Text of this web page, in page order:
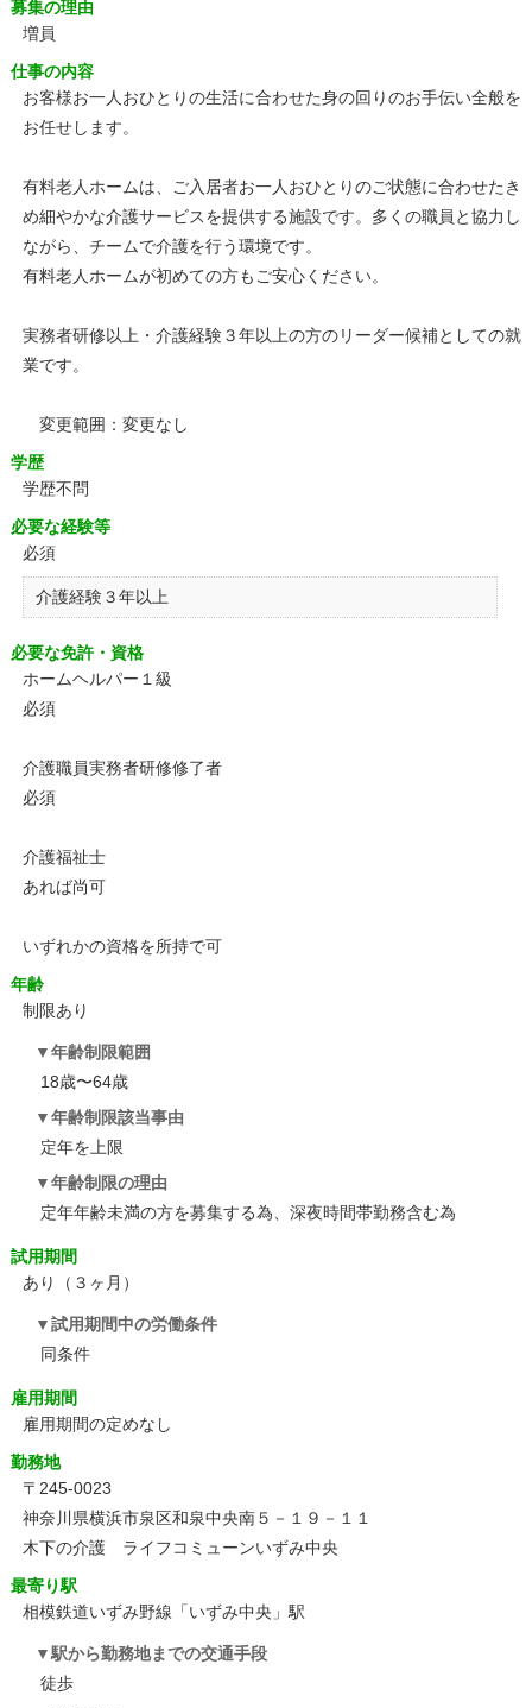
募集の理由
増員
仕事の内容
お客様お一人おひとりの生活に合わせた身の回りのお手伝い全般を
お任せします。
有料老人ホームは、ご入居者お一人おひとりのご状態に合わせたき
め細やかな介護サービスを提供する施設です。多くの職員と協力し
ながら、チームで介護を行う環境です。
有料老人ホームが初めての方もご安心ください。
実務者研修以上・介護経験３年以上の方のリーダー候補としての就
業です。
変更範囲：変更なし
学歴
学歴不問
必要な経験等
必須
介護経験３年以上
必要な免許・資格
ホームヘルパー１級
必須
介護職員実務者研修修了者
必須
介護福祉士
あれば尚可
いずれかの資格を所持で可
年齢
制限あり
年齢制限範囲
18歳〜64歳
年齢制限該当事由
定年を上限
年齢制限の理由
定年年齢未満の方を募集する為、深夜時間帯勤務含む為
試用期間
あり（３ヶ月）
試用期間中の労働条件
同条件
雇用期間
雇用期間の定めなし
勤務地
〒245-0023
神奈川県横浜市泉区和泉中央南５－１９－１１
木下の介護 ライフコミューンいずみ中央
最寄り駅
相模鉄道いずみ野線「いずみ中央」駅
駅から勤務地までの交通手段
徒歩